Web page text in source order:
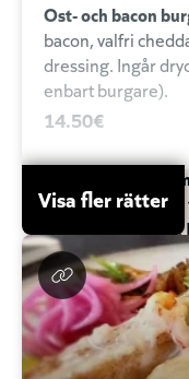
13.90€
Veckans vegetariska
13.90€
13.90€
Teriyaki-Chicken
13.90€
Ost- och bacon
bacon, valfri
dressing. Ingår
enbart burgare).
14.50€
Chipotle burgare
cheddarost,
för enbart
14.50€
Tryffel burgare
cheddarost,
Visa fler rätter